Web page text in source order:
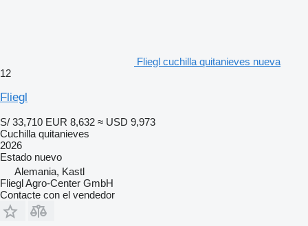
Fliegl cuchilla quitanieves nueva
12
Fliegl
S/ 33,710 EUR 8,632 ≈ USD 9,973
Cuchilla quitanieves
2026
Estado nuevo
Alemania, Kastl
Fliegl Agro-Center GmbH
Contacte con el vendedor